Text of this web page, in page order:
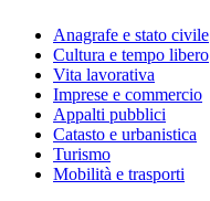
Anagrafe e stato civile
Cultura e tempo libero
Vita lavorativa
Imprese e commercio
Appalti pubblici
Catasto e urbanistica
Turismo
Mobilità e trasporti